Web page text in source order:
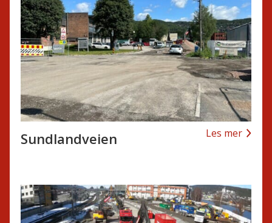
Sundlandveien Les mer